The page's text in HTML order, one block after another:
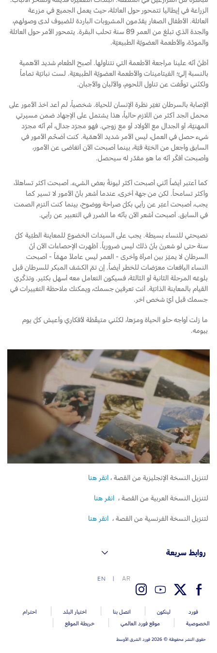
الزراعة في إيطاليا تتمحور حول العائلة، حيث يعمل الجميع في مزرعة
العائلة. الأطفال الصغار يقدّمون المشروبات الباردة للضيوف لدى وصولهم،
والجدة الذي تبلغ من العمر 89 سنة تحلب البقرة. يتمحور الأمر حول العائلة
والمودّة، والأطعمة العضويّة الطبيعيّة.
أظنّ أنّه علينا مراجعة الأطعمة التي نتناولها. أصبح الطعام شديد الأهمية
بالنسبة إليّ؛ الفيتامينات والأطعمة العضويّة الطبيعيّة. لست نباتيّة تماماً
ولكنّني توقّفت عن تناول اللحوم، والألبان والأجبان.
الإصابة بالسرطان تغيّر نظرة الإنسان للحياة. شخصياً، لم أعد آخذ الأمور على
محمل الجد أكثر من اللازم حالياً، هذا يشتمل على الإجهاد ضمن مسيرتي
المهنيّة، أو الجدال مع الأولاد أو مع زوجي. فهو مجرّد جدال، أم أنّه مجرّد
شيء حصل في العمل، ليس الأمر شديد الأهمّية. كنت أضخّم الأمور في
السابق وأجعل من الحَبّة قبّة، بينما أصبحت الآن أتغاضى عن الأمور،
وأصبحت أفكّر أنّه ما هو مقدّر له سيحصل.
كما أعتبر أيضاً أنّني أصبحت أكثر ليونةً بعض الشيء. أصبحت أكثر تساهلاً،
وأكثر تسامحاً. لكن من جهة أخرى، عندما أشعر بأنّ الأمور لا تسير كما
يجب، أصبحت أعبّر عن رأيي بكلّ صراحة ووضوح، بينما كنت ألتزم الصمت
في السابق. أصبحت أشعر الآن بأنّه ما الضرر في التعبير عن رأيي.
نصيحتي للنساء بسيطة. يجب على السيدات الخضوع للمعاينة الطبّية كلّ
سنة حتى لو شعرنَ بأنّ ذلك ليس ضرورياً. أظهرت الإحصاءات الآن أنّ
السرطان لا يميّز بين امرأة وأخرى - العمر ليس عاملاً مهمّاً - أصبحت
النساء اليافعات معرّضات للخطر أيضاً. إن تمّ الكشف المبكر للسرطان قبل
بلوغه المرحلة الثانية أو الثالثة، فسيكون التعامل معه أسهل بكثير. وتذكّري
القيام بالمعاينة الذاتيّة. أنت تعرفين جسمك، ويمكنك ملاحظة التغييرات في
جسمك قبل أيّ شخص آخر.
ما زلت أواجه حلو الحياة ومرّها، لكنّني متيقّظة لأفكاري وأعيش كلّ يوم
بيومه.
لتنزيل النسخة الإنجليزية من القصة ، انقر هنا
لتنزيل النسخة العربية من القصة ، انقر هنا
لتنزيل النسخة الفرنسية من القصة ، انقر هنا
AR
EN
فورد لينكون اتصل بنا اختيار البلد
احترام
الخصوصية
موقع فورد العالمي خريطة الموقع
حقوق النشر محفوظة © 2026 فورد الشرق الأوسط
روابط سريعة